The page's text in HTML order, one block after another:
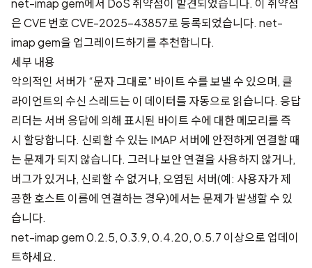
net-imap gem에서 DoS 취약점이 발견되었습니다. 이 취약점
은 CVE 번호CVE-2025-43857로 등록되었습니다. net-
imap gem을 업그레이드하기를 추천합니다.
세부 내용
악의적인 서버가 “문자 그대로” 바이트 수를 보낼 수 있으며, 클
라이언트의 수신 스레드는 이 데이터를 자동으로 읽습니다. 응답
리더는 서버 응답에 의해 표시된 바이트 수에 대한 메모리를 즉
시 할당합니다. 신뢰할 수 있는 IMAP 서버에 안전하게 연결할 때
는 문제가 되지 않습니다. 그러나 보안 연결을 사용하지 않거나,
버그가 있거나, 신뢰할 수 없거나, 오염된 서버(예: 사용자가 제
공한 호스트 이름에 연결하는 경우)에서는 문제가 발생할 수 있
습니다.
net-imap gem 0.2.5, 0.3.9, 0.4.20, 0.5.7 이상으로 업데이
트하세요.